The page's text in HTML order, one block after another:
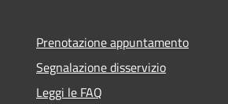
Prenotazione appuntamento
Segnalazione disservizio
Leggi le FAQ